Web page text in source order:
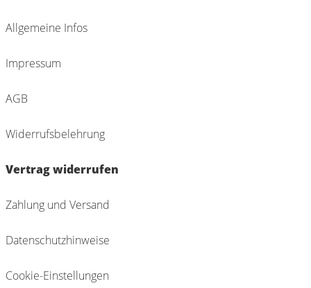
Allgemeine Infos
Impressum
AGB
Widerrufsbelehrung
Vertrag widerrufen
Zahlung und Versand
Datenschutzhinweise
Cookie-Einstellungen